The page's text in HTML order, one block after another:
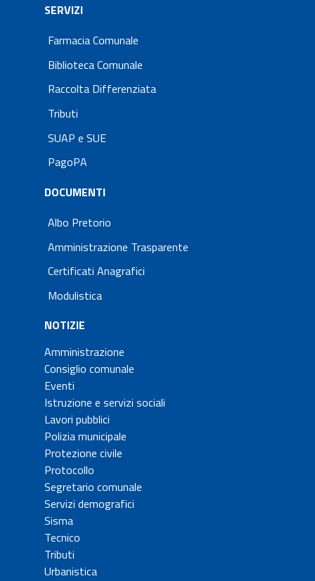
SERVIZI
Farmacia Comunale
Biblioteca Comunale
Raccolta Differenziata
Tributi
SUAP e SUE
PagoPA
DOCUMENTI
Albo Pretorio
Amministrazione Trasparente
Certificati Anagrafici
Modulistica
NOTIZIE
Amministrazione
Consiglio comunale
Eventi
Istruzione e servizi sociali
Lavori pubblici
Polizia municipale
Protezione civile
Protocollo
Segretario comunale
Servizi demografici
Sisma
Tecnico
Tributi
Urbanistica